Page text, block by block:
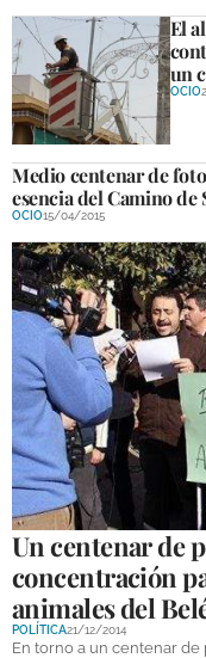
El
un
OCIO
Medio centenar de
esencia del Camino de
OCIO15/04/2015
Un centenar de
concentración
animales del
POLÍTICA21/12/2014
En torno a un centenar